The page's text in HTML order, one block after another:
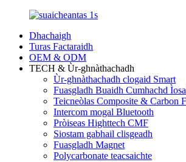
Dhachaigh
Turas Factaraidh
OEM & ODM
TECH & Ùr-ghnàthachadh
Ùr-ghnàthachadh clogaid Smart
Fuasgladh Buaidh Cumhachd
Teicneòlas Composite & Carbon
Intercom mogal Bluetooth
Pròiseas Highttech CMF
Siostam gabhail clisgeadh
Fuasgladh Magnet
Polycarbonate teacsaichte